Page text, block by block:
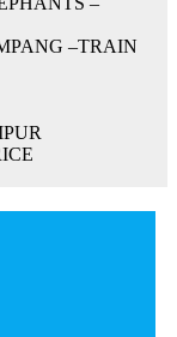
–TRAIN